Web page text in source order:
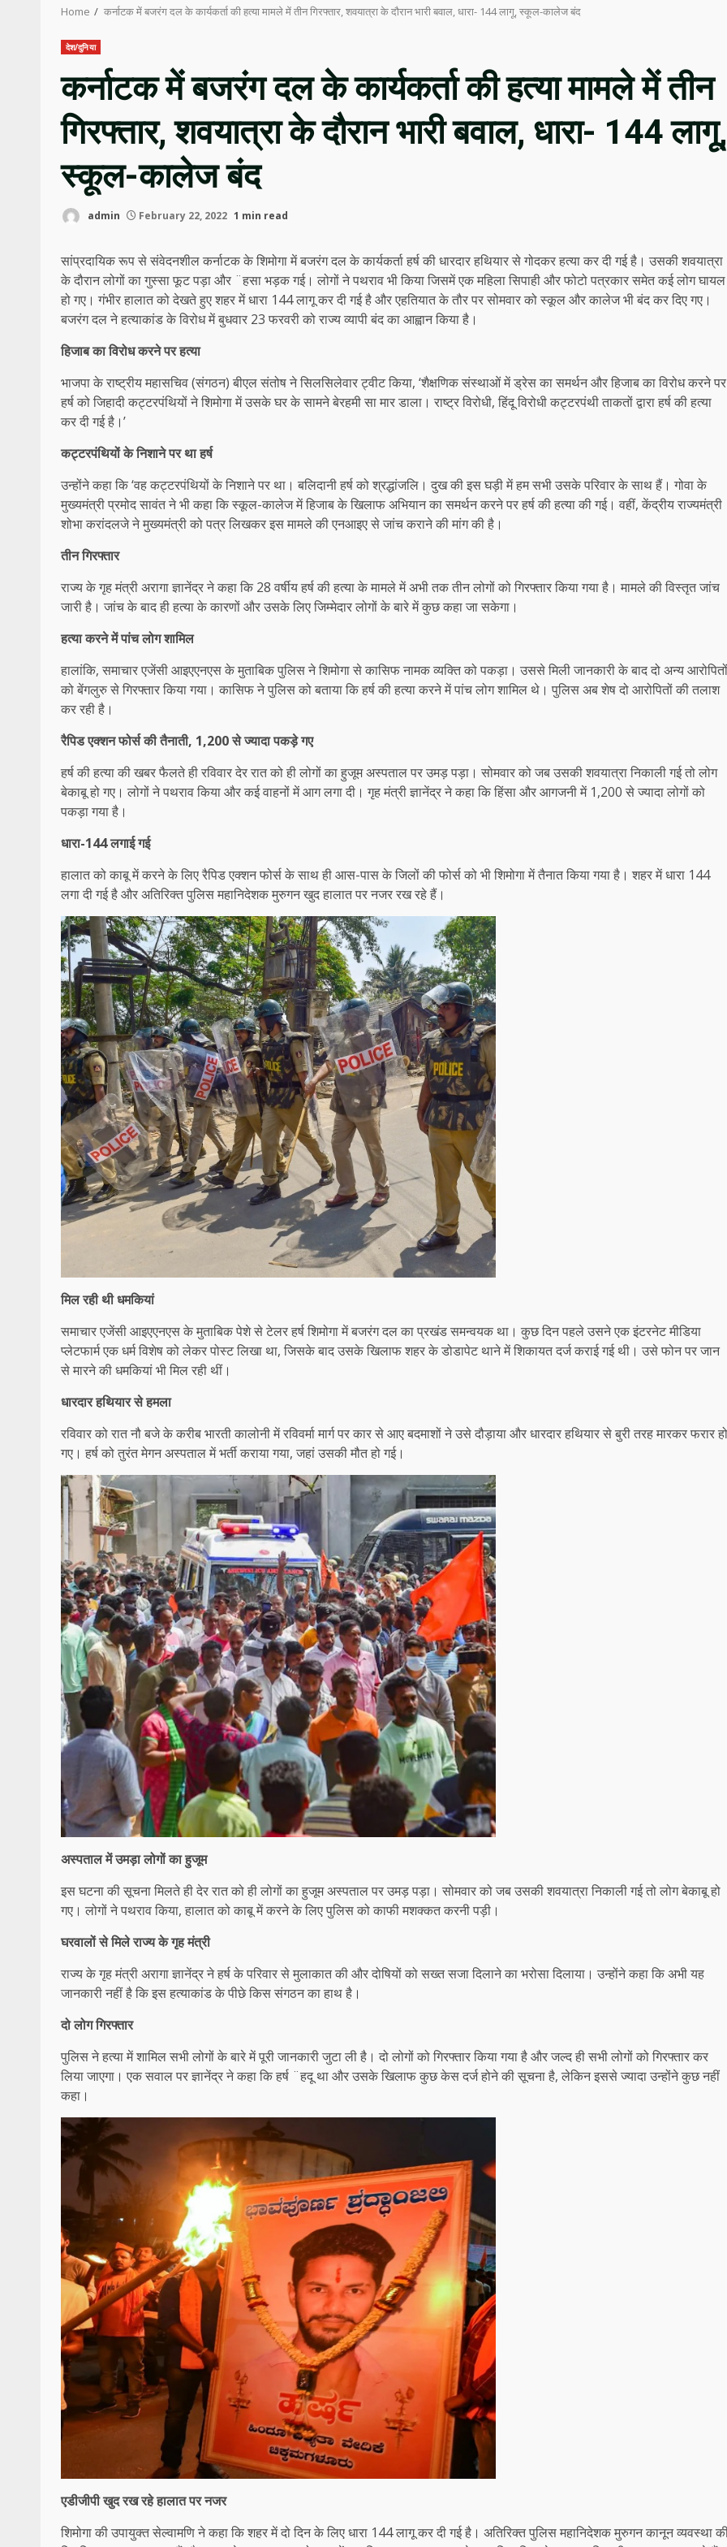
Home कर्नाटक में बजरंग दल के कार्यकर्ता की हत्या मामले में तीन गिरफ्तार, शवयात्रा के दौरान भारी बवाल, धारा- 144 लागू, स्कूल-कालेज बंद
देश/दुनिया
कर्नाटक में बजरंग दल के कार्यकर्ता की हत्या मामले में तीन
गिरफ्तार, शवयात्रा के दौरान भारी बवाल, धारा- 144 लागू,
स्कूल-कालेज बंद
admin February 22, 2022 1 min read
सांप्रदायिक रूप से संवेदनशील कर्नाटक के शिमोगा में बजरंग दल के कार्यकर्ता हर्ष की धारदार हथियार से गोदकर हत्या कर दी गई है। उसकी शवयात्रा
के दौरान लोगों का गुस्सा फूट पड़ा और ¨हसा भड़क गई। लोगों ने पथराव भी किया जिसमें एक महिला सिपाही और फोटो पत्रकार समेत कई लोग घायल
हो गए। गंभीर हालात को देखते हुए शहर में धारा 144 लागू कर दी गई है और एहतियात के तौर पर सोमवार को स्कूल और कालेज भी बंद कर दिए गए।
बजरंग दल ने हत्याकांड के विरोध में बुधवार 23 फरवरी को राज्य व्यापी बंद का आह्वान किया है।
हिजाब का विरोध करने पर हत्‍या
भाजपा के राष्ट्रीय महासचिव (संगठन) बीएल संतोष ने सिलसिलेवार ट्वीट किया, ‘शैक्षणिक संस्थाओं में ड्रेस का समर्थन और हिजाब का विरोध करने पर
हर्ष को जिहादी कट्टरपंथियों ने शिमोगा में उसके घर के सामने बेरहमी सा मार डाला। राष्ट्र विरोधी, हिंदू विरोधी कट्टरपंथी ताकतों द्वारा हर्ष की हत्या
कर दी गई है।’
कट्टरपंथियों के निशाने पर था हर्ष
उन्होंने कहा कि ‘वह कट्टरपंथियों के निशाने पर था। बलिदानी हर्ष को श्रद्धांजलि। दुख की इस घड़ी में हम सभी उसके परिवार के साथ हैं। गोवा के
मुख्यमंत्री प्रमोद सावंत ने भी कहा कि स्कूल-कालेज में हिजाब के खिलाफ अभियान का समर्थन करने पर हर्ष की हत्या की गई। वहीं, केंद्रीय राज्यमंत्री
शोभा करांदलजे ने मुख्यमंत्री को पत्र लिखकर इस मामले की एनआइए से जांच कराने की मांग की है।
तीन गिरफ्तार
राज्य के गृह मंत्री अरागा ज्ञानेंद्र ने कहा कि 28 वर्षीय हर्ष की हत्या के मामले में अभी तक तीन लोगों को गिरफ्तार किया गया है। मामले की विस्तृत जांच
जारी है। जांच के बाद ही हत्या के कारणों और उसके लिए जिम्मेदार लोगों के बारे में कुछ कहा जा सकेगा।
हत्या करने में पांच लोग शामिल
हालांकि, समाचार एजेंसी आइएएनएस के मुताबिक पुलिस ने शिमोगा से कासिफ नामक व्यक्ति को पकड़ा। उससे मिली जानकारी के बाद दो अन्य आरोपितों
को बेंगलुरु से गिरफ्तार किया गया। कासिफ ने पुलिस को बताया कि हर्ष की हत्या करने में पांच लोग शामिल थे। पुलिस अब शेष दो आरोपितों की तलाश
कर रही है।
रैपिड एक्शन फोर्स की तैनाती, 1,200 से ज्यादा पकड़े गए
हर्ष की हत्या की खबर फैलते ही रविवार देर रात को ही लोगों का हुजूम अस्पताल पर उमड़ पड़ा। सोमवार को जब उसकी शवयात्रा निकाली गई तो लोग
बेकाबू हो गए। लोगों ने पथराव किया और कई वाहनों में आग लगा दी। गृह मंत्री ज्ञानेंद्र ने कहा कि हिंसा और आगजनी में 1,200 से ज्यादा लोगों को
पकड़ा गया है।
धारा-144 लगाई गई
हालात को काबू में करने के लिए रैपिड एक्शन फोर्स के साथ ही आस-पास के जिलों की फोर्स को भी शिमोगा में तैनात किया गया है। शहर में धारा 144
लगा दी गई है और अतिरिक्त पुलिस महानिदेशक मुरुगन खुद हालात पर नजर रख रहे हैं।
मिल रही थी धमकियां
समाचार एजेंसी आइएएनएस के मुताबिक पेशे से टेलर हर्ष शिमोगा में बजरंग दल का प्रखंड समन्वयक था। कुछ दिन पहले उसने एक इंटरनेट मीडिया
प्लेटफार्म एक धर्म विशेष को लेकर पोस्ट लिखा था, जिसके बाद उसके खिलाफ शहर के डोडापेट थाने में शिकायत दर्ज कराई गई थी। उसे फोन पर जान
से मारने की धमकियां भी मिल रही थीं।
धारदार हथियार से हमला
रविवार को रात नौ बजे के करीब भारती कालोनी में रविवर्मा मार्ग पर कार से आए बदमाशों ने उसे दौड़ाया और धारदार हथियार से बुरी तरह मारकर फरार हो
गए। हर्ष को तुरंत मेगन अस्पताल में भर्ती कराया गया, जहां उसकी मौत हो गई।
अस्पताल में उमड़ा लोगों का हुजूम
इस घटना की सूचना मिलते ही देर रात को ही लोगों का हुजूम अस्पताल पर उमड़ पड़ा। सोमवार को जब उसकी शवयात्रा निकाली गई तो लोग बेकाबू हो
गए। लोगों ने पथराव किया, हालात को काबू में करने के लिए पुलिस को काफी मशक्कत करनी पड़ी।
घरवालों से मिले राज्य के गृह मंत्री
राज्य के गृह मंत्री अरागा ज्ञानेंद्र ने हर्ष के परिवार से मुलाकात की और दोषियों को सख्त सजा दिलाने का भरोसा दिलाया। उन्होंने कहा कि अभी यह
जानकारी नहीं है कि इस हत्याकांड के पीछे किस संगठन का हाथ है।
दो लोग गिरफ्तार
पुलिस ने हत्या में शामिल सभी लोगों के बारे में पूरी जानकारी जुटा ली है। दो लोगों को गिरफ्तार किया गया है और जल्द ही सभी लोगों को गिरफ्तार कर
लिया जाएगा। एक सवाल पर ज्ञानेंद्र ने कहा कि हर्ष ¨हदू था और उसके खिलाफ कुछ केस दर्ज होने की सूचना है, लेकिन इससे ज्यादा उन्होंने कुछ नहीं
कहा।
एडीजीपी खुद रख रहे हालात पर नजर
शिमोगा की उपायुक्त सेल्वामणि ने कहा कि शहर में दो दिन के लिए धारा 144 लागू कर दी गई है। अतिरिक्त पुलिस महानिदेशक मुरुगन कानून व्यवस्था